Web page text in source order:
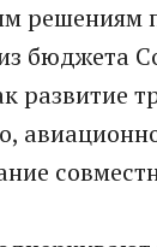
решениям
бюджета
развитие